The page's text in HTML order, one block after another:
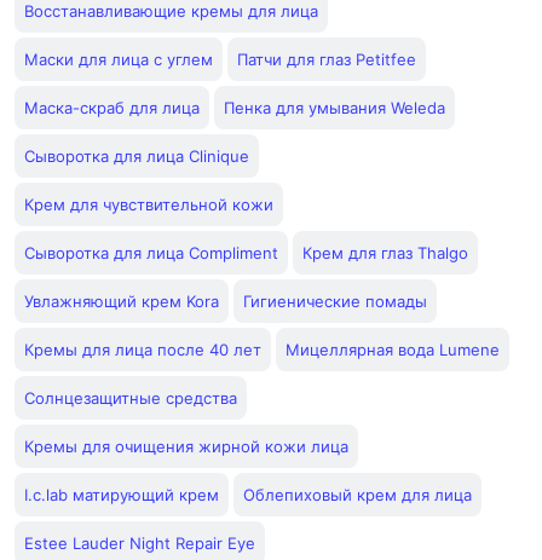
Восстанавливающие кремы для лица
Маски для лица с углем Патчи для глаз Petitfee
Маска-скраб для лица Пенка для умывания Weleda
Сыворотка для лица Clinique
Крем для чувствительной кожи
Сыворотка для лица Compliment Крем для глаз Thalgo
Увлажняющий крем Kora Гигиенические помады
Кремы для лица после 40 лет Мицеллярная вода Lumene
Солнцезащитные средства
Кремы для очищения жирной кожи лица
I.c.lab матирующий крем Облепиховый крем для лица
Estee Lauder Night Repair Eye